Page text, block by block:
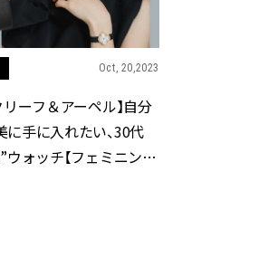
Oct, 20,2023
リーフ＆アーペル】自分
に手に入れたい、30代
ウォッチ【フェミニン